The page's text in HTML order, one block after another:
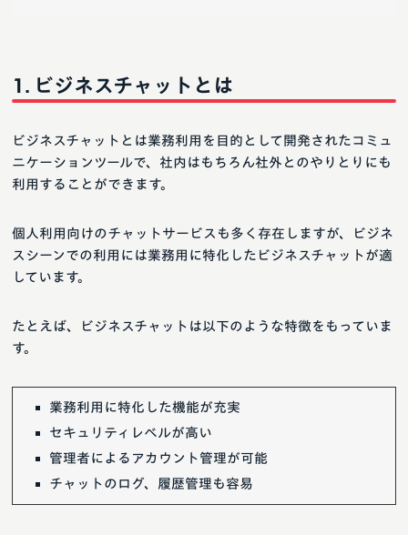
ビジネスチャットとは
ビジネスチャットとは業務利用を目的として開発されたコミュ
ニケーションツールで、社内はもちろん社外とのやりとりにも
利用することができます。
個人利用向けのチャットサービスも多く存在しますが、ビジネ
スシーンでの利用には業務用に特化したビジネスチャットが適
しています。
たとえば、ビジネスチャットは以下のような特徴をもっていま
す。
業務利用に特化した機能が充実
セキュリティレベルが高い
管理者によるアカウント管理が可能
チャットのログ、履歴管理も容易